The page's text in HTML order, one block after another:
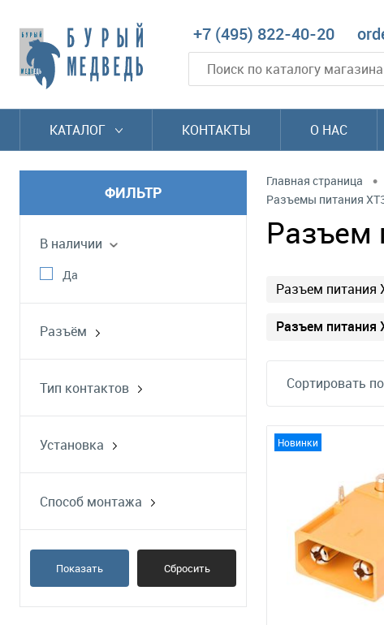
+7 (495) 822-40-20
КАТАЛОГ КОНТАКТЫ О НАС
ФИЛЬТР
В наличии
Да
Разъём
Тип контактов
Установка
Способ монтажа
Показать Сбросить
Главная страница •
Разъемы питания
Разъем
Разъем питания
Разъем питания
Сортировать
Новинки